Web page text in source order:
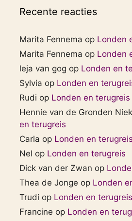
Recente reacties
Marita Fennema op Londen
Marita Fennema op Londen
leja van gog op Londen en
Sylvia op Londen en
Rudi op Londen en terugreis
Hennie van de Gronden
en terugreis
Carla op Londen en terugreis
Nel op Londen en terugreis
Dick van der Zwan op
Thea de Jonge op Londen
Trudi op Londen en terugreis
Francine op Londen en